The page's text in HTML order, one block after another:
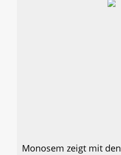
Monosem zeigt mit den